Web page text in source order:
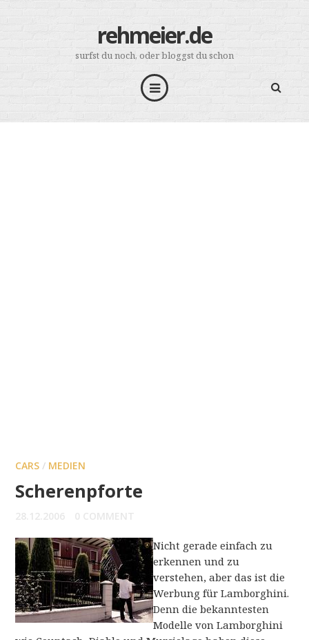
rehmeier.de
surfst du noch, oder bloggst du schon
CARS / MEDIEN
Scherenpforte
28.12.2006 0 COMMENT
Nicht gerade einfach zu
erkennen und zu
verstehen, aber das ist die
Werbung für Lamborghini.
Denn die bekanntesten
Modelle von Lamborghini